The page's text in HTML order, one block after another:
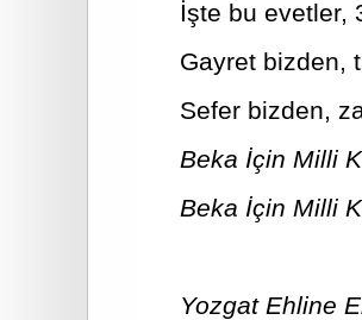
İşte bu evetler,
Gayret bizden,
Sefer bizden,
Beka İçin Milli
Beka İçin Milli
Yozgat Ehline